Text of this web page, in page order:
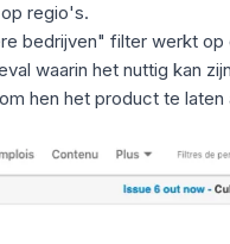
regio's.
bedrijven" filter werkt op
waarin het nuttig kan
hen het product te